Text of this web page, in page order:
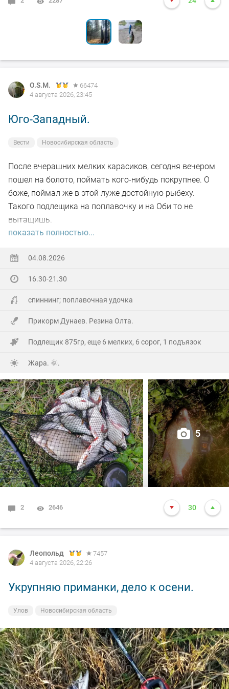
O.S.M.
66474
4 августа 2026, 23:45
Юго-Западный.
Вести Новосибирская область
После вчерашних мелких карасиков, сегодня вечером
пошел на болото, поймать кого-нибудь покрупнее. О
боже, поймал же в этой луже достойную рыбеху.
Такого подлещика на поплавочку и на Оби то не
вытащишь.
поймал.
На заказе еще покидал спиннинг. Поймал 8 наников.
Отпустил, и пошел домой.
показать полностью...
04.08.2026
16.30-21.30
спиннинг; поплавочная удочка
Прикорм Дунаев. Резина Олта.
Подлещик 875гр, еще 6 мелких, 6 сорог, 1 подъязок
Жара. 🌞.
5
2 2646 30
Леопольд
7457
4 августа 2026, 22:26
Укрупняю приманки, дело к осени.
Улов Новосибирская область